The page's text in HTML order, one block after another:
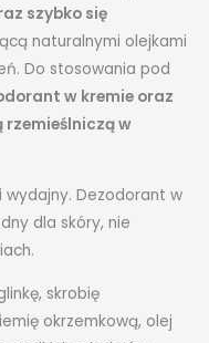
szybko się
naturalnymi olejkami
Do stosowania pod
w kremie oraz
w
wydajny. Dezodorant w
dla skóry, nie
skrobię
okrzemkową, olej